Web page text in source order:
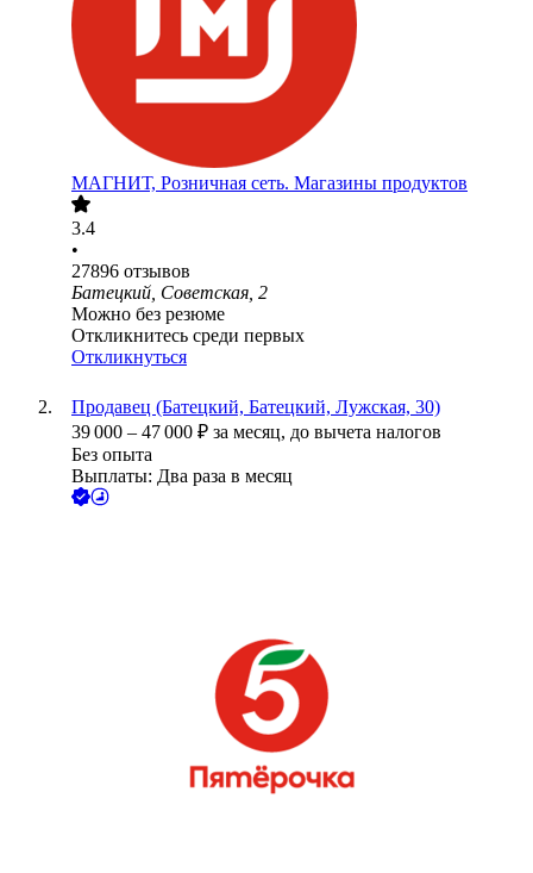
МАГНИТ, Розничная сеть. Магазины продуктов
3.4
•
27896 отзывов
Батецкий, Советская, 2
Можно без резюме
Откликнитесь среди первых
Откликнуться
Продавец (Батецкий, Батецкий, Лужская, 30)
39 000 – 47 000 ₽ за месяц, до вычета налогов
Без опыта
Выплаты: Два раза в месяц